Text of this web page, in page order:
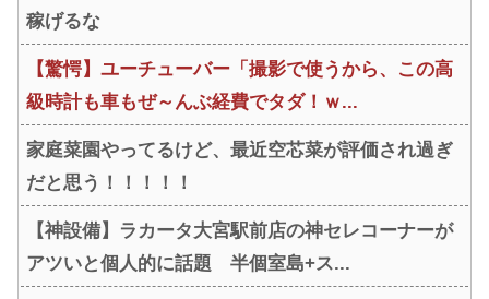
稼げるな
【驚愕】ユーチューバー「撮影で使うから、この高
級時計も車もぜ～んぶ経費でタダ！ｗ...
家庭菜園やってるけど、最近空芯菜が評価され過ぎ
だと思う！！！！！
【神設備】ラカータ大宮駅前店の神セレコーナーが
アツいと個人的に話題 半個室島+ス...